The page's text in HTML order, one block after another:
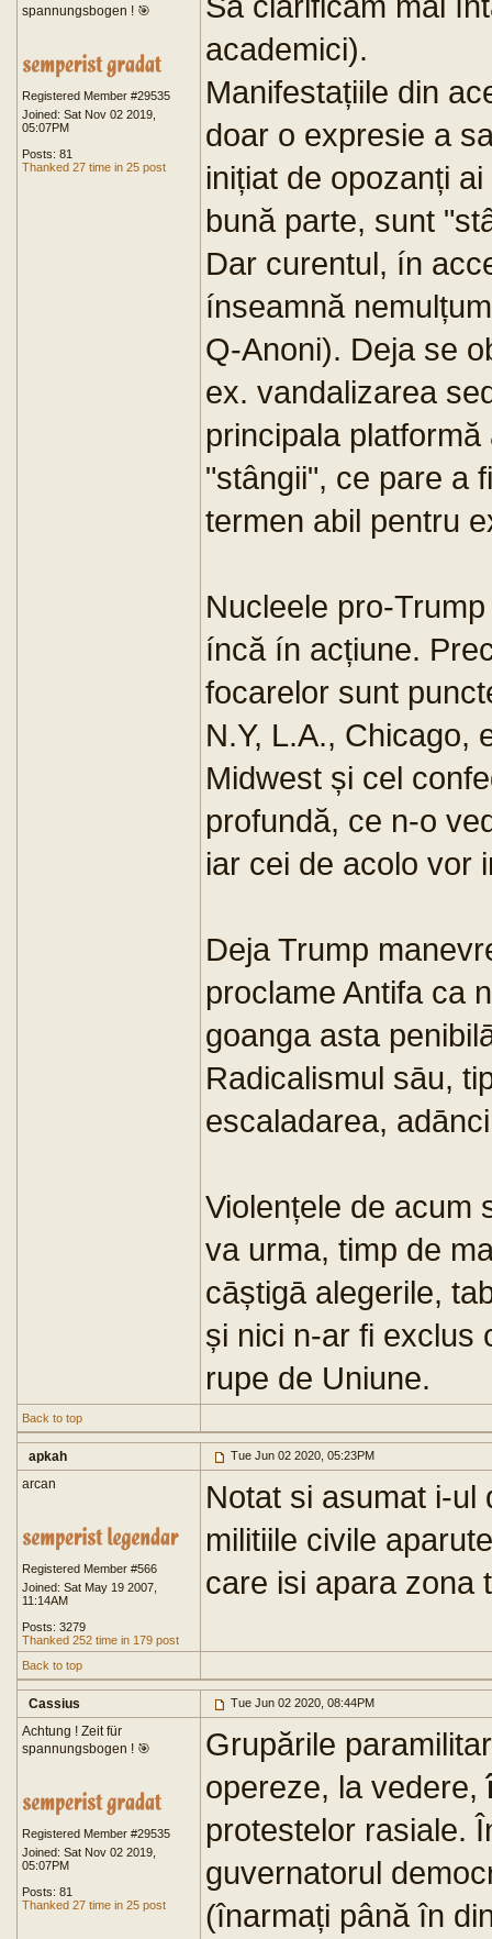
spannungsbogen ! 🎯
Registered Member #29535
Joined: Sat Nov 02 2019,
05:07PM
Posts: 81
Thanked 27 time in 25 post
academici).
Manifestațiile din
doar o expresie a
inițiat de opozanți ai
bună parte, sunt
Dar curentul, ín
ínseamnă
Q-Anoni). Deja se
ex. vandalizarea
principala
"stângii", ce pare a
termen abil pentru
Nucleele pro-
íncă ín acțiune.
focarelor sunt
N.Y, L.A., Chicago,
Midwest și cel
profundă, ce n-o
iar cei de acolo vor
Deja Trump
proclame Antifa ca
goanga asta
Radicalismul sāu,
escaladarea,
Violențele de acum
va urma, timp de
cāștigā alegerile,
și nici n-ar fi exclus
rupe de Uniune.
Back to top
apkah Tue Jun 02 2020, 05:23PM
arcan
Registered Member #566
Joined: Sat May 19 2007,
11:14AM
Posts: 3279
Thanked 252 time in 179 post
Notat si asumat i-ul
militiile civile
care isi apara zona
Back to top
Cassius Tue Jun 02 2020, 08:44PM
Achtung ! Zeit für
spannungsbogen ! 🎯
Registered Member #29535
Joined: Sat Nov 02 2019,
05:07PM
Posts: 81
Thanked 27 time in 25 post
Grupările
opereze, la vedere,
protestelor rasiale.
guvernatorul
(înarmați până în